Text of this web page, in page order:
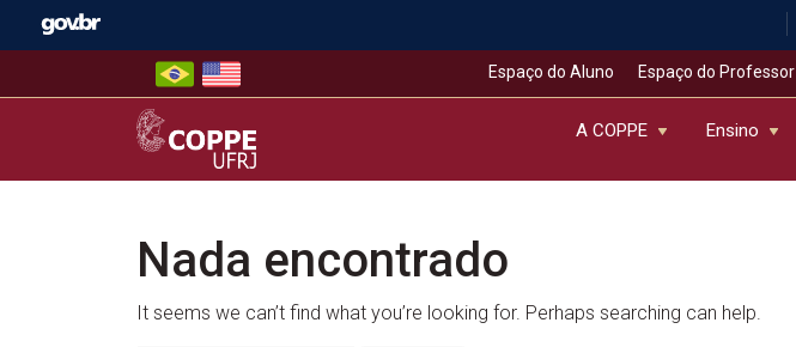
Espaço do Aluno Espaço do Professor
COPPE – UFRJ
A COPPE Ensino
Nada encontrado
It seems we can’t find what you’re looking for. Perhaps searching can help.